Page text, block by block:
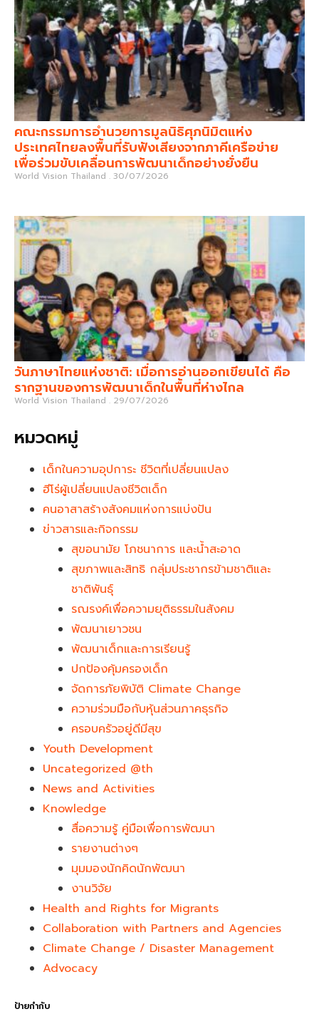
คณะกรรมการอำนวยการมูลนิธิศุภนิมิตแห่ง
ประเทศไทยลงพื้นที่รับฟังเสียงจากภาคีเครือข่าย
เพื่อร่วมขับเคลื่อนการพัฒนาเด็กอย่างยั่งยืน
World Vision Thailand 30/07/2026
วันภาษาไทยแห่งชาติ: เมื่อการอ่านออกเขียนได้ คือ
รากฐานของการพัฒนาเด็กในพื้นที่ห่างไกล
World Vision Thailand 29/07/2026
หมวดหมู่
เด็กในความอุปการะ ชีวิตที่เปลี่ยนแปลง
ฮีโร่ผู้เปลี่ยนแปลงชีวิตเด็ก
คนอาสาสร้างสังคมแห่งการแบ่งปัน
ข่าวสารและกิจกรรม
สุขอนามัย โภชนาการ และน้ำสะอาด
สุขภาพและสิทธิ กลุ่มประชากรข้ามชาติและ
ชาติพันธุ์
รณรงค์เพื่อความยุติธรรมในสังคม
พัฒนาเยาวชน
พัฒนาเด็กและการเรียนรู้
ปกป้องคุ้มครองเด็ก
จัดการภัยพิบัติ Climate Change
ความร่วมมือกับหุ้นส่วนภาคธุรกิจ
ครอบครัวอยู่ดีมีสุข
Youth Development​
Uncategorized @th
News and Activities
Knowledge
สื่อความรู้ คู่มือเพื่อการพัฒนา
รายงานต่างๆ
มุมมองนักคิดนักพัฒนา
งานวิจัย
Health and Rights for Migrants
Collaboration with Partners and Agencies
Climate Change / Disaster Management
Advocacy
ป้ายกำกับ